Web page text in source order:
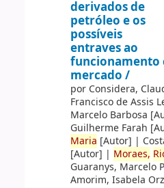
derivados de
petróleo e os
possíveis
entraves ao
funcionamento
mercado /
por Considera,
Francisco de Assis
Marcelo Barbosa
Guilherme Farah
Maria [Autor] |
[Autor] | Moraes,
Guaranys, Marcelo
Amorim, Isabela